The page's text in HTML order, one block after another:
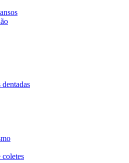
dentadas
coletes